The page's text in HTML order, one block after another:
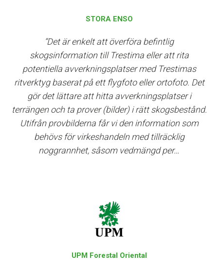
STORA ENSO
“Det är enkelt att överföra befintlig
skogsinformation till Trestima eller att rita
potentiella avverkningsplatser med Trestimas
ritverktyg baserat på ett flygfoto eller ortofoto. Det
gör det lättare att hitta avverkningsplatser i
terrängen och ta prover (bilder) i rätt skogsbestånd.
Utifrån provbilderna får vi den information som
behövs för virkeshandeln med tillräcklig
noggrannhet, såsom vedmängd per…
UPM Forestal Oriental